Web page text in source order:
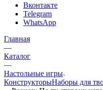
Вконтакте
Telegram
WhatsApp
Главная
—
Каталог
—
Настольные игры
КонструкторыНаборы для